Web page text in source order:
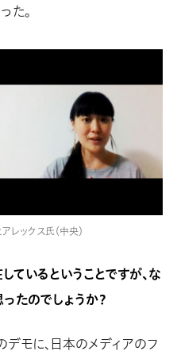
た。
レックス氏（中央）
ているということですが、な
たのでしょうか？
モに、日本のメディアのフ